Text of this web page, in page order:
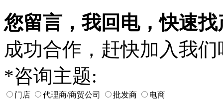
您留言，我回电，快速找
成功合作，赶快加入我们
*咨询主题:
门店 代理商/商贸公司 批发商 电商